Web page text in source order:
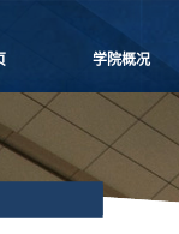
学院概况
学院愿景
院长致辞
学院介绍